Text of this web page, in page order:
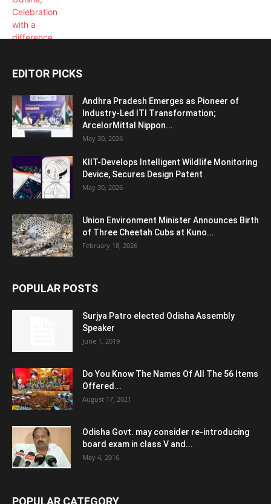
EDITOR PICKS
Andhra Pradesh Emerges as Pioneer of
Industry-Led ITI Transformation;
ArcelorMittal Nippon...
May 30, 2026
KIIT-Develops Intelligent Wildlife Monitoring
Device, Secures Design Patent
May 30, 2026
Union Environment Minister Announces Birth
of Three Cheetah Cubs at Kuno...
February 18, 2026
POPULAR POSTS
Surjya Patro elected Odisha Assembly
Speaker
June 1, 2019
Do You Know The Names Of All The 56 Items
Offered...
August 17, 2021
Odisha Govt. may consider re-introducing
board exam in class V and...
May 4, 2016
POPULAR CATEGORY